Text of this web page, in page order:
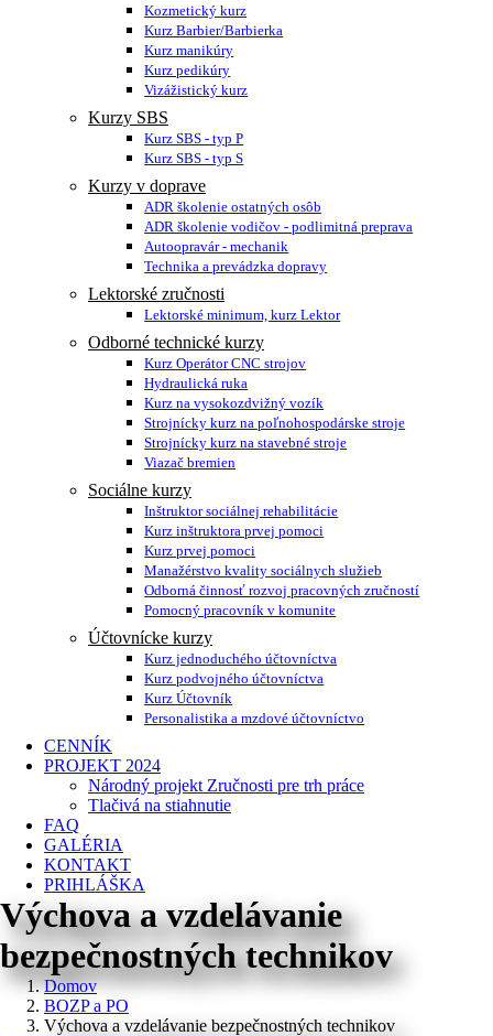
Kozmetický kurz
Kurz Barbier/Barbierka
Kurz manikúry
Kurz pedikúry
Vizážistický kurz
Kurzy SBS
Kurz SBS - typ P
Kurz SBS - typ S
Kurzy v doprave
ADR školenie ostatných osôb
ADR školenie vodičov - podlimitná preprava
Autoopravár - mechanik
Technika a prevádzka dopravy
Lektorské zručnosti
Lektorské minimum, kurz Lektor
Odborné technické kurzy
Kurz Operátor CNC strojov
Hydraulická ruka
Kurz na vysokozdvižný vozík
Strojnícky kurz na poľnohospodárske stroje
Strojnícky kurz na stavebné stroje
Viazač bremien
Sociálne kurzy
Inštruktor sociálnej rehabilitácie
Kurz inštruktora prvej pomoci
Kurz prvej pomoci
Manažérstvo kvality sociálnych služieb
Odborná činnosť rozvoj pracovných zručností
Pomocný pracovník v komunite
Účtovnícke kurzy
Kurz jednoduchého účtovníctva
Kurz podvojného účtovníctva
Kurz Účtovník
Personalistika a mzdové účtovníctvo
CENNÍK
PROJEKT 2024
Národný projekt Zručnosti pre trh práce
Tlačivá na stiahnutie
FAQ
GALÉRIA
KONTAKT
PRIHLÁŠKA
Výchova a vzdelávanie
bezpečnostných technikov
Domov
BOZP a PO
Výchova a vzdelávanie bezpečnostných technikov